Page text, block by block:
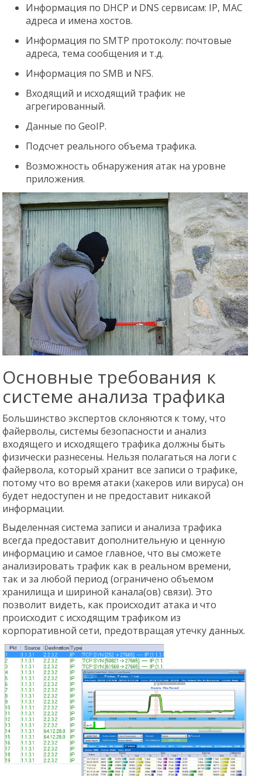
Информация по DHCP и DNS сервисам: IP, MAC
адреса и имена хостов.
Информация по SMTP протоколу: почтовые
адреса, тема сообщения и т.д.
Информация по SMB и NFS.
Входящий и исходящий трафик не
агрегированный.
Данные по GeoIP.
Подсчет реального объема трафика.
Возможность обнаружения атак на уровне
приложения.
Основные требования к
системе анализа трафика
Большинство экспертов склоняются к тому, что
файерволы, системы безопасности и анализ
входящего и исходящего трафика должны быть
физически разнесены. Нельзя полагаться на логи с
файервола, который хранит все записи о трафике,
потому что во время атаки (хакеров или вируса) он
будет недоступен и не предоставит никакой
информации.
Выделенная система записи и анализа трафика
всегда предоставит дополнительную и ценную
информацию и самое главное, что вы сможете
анализировать трафик как в реальном времени,
так и за любой период (ограничено объемом
хранилища и шириной канала(ов) связи). Это
позволит видеть, как происходит атака и что
происходит с исходящим трафиком из
корпоративной сети, предотвращая утечку данных.